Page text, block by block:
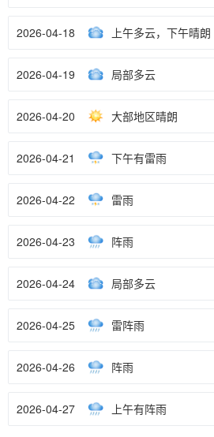
2026-04-18 上午多云，下午晴朗
2026-04-19 局部多云
2026-04-20 大部地区晴朗
2026-04-21 下午有雷雨
2026-04-22 雷雨
2026-04-23 阵雨
2026-04-24 局部多云
2026-04-25 雷阵雨
2026-04-26 阵雨
2026-04-27 上午有阵雨